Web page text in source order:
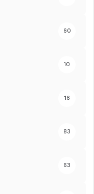
60
10
16
83
63